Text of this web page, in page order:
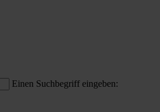
Einen Suchbegriff eingeben: